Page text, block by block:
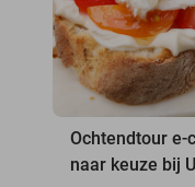
Ochtendtour e-
naar keuze bij